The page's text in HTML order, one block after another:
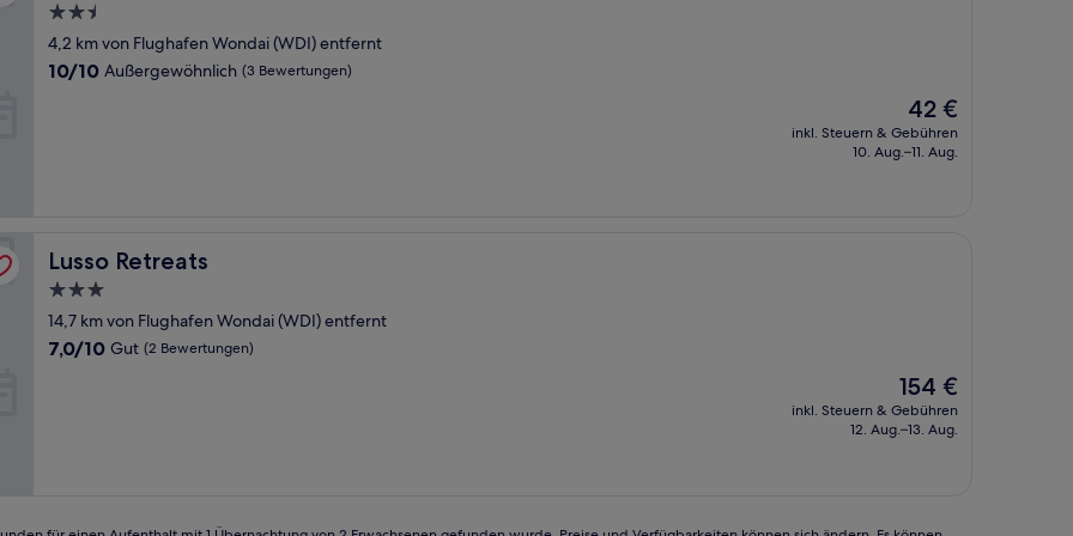
2.5-
Sterne-
Unterkunft
4,2 km von Flughafen Wondai (WDI) entfernt
10.0
10/10 Außergewöhnlich (3 Bewertungen)
Der
Preis
beträgt
42 €
inkl. Steuern & Gebühren
10. Aug.–11. Aug.
Lusso Retreats
Lusso Retreats
3.0-
Sterne-
Unterkunft
14,7 km von Flughafen Wondai (WDI) entfernt
7.0
7,0/10 Gut (2 Bewertungen)
Der
Preis
beträgt
154 €
inkl. Steuern & Gebühren
12. Aug.–13. Aug.